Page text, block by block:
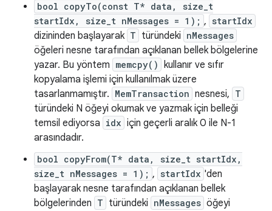
bool copyTo(const T* data, size_t
startIdx, size_t nMessages = 1); , startIdx
dizininden başlayarak T türündeki nMessages
öğeleri nesne tarafından açıklanan bellek bölgelerine
yazar. Bu yöntem memcpy() kullanır ve sıfır
kopyalama işlemi için kullanılmak üzere
tasarlanmamıştır. MemTransaction nesnesi, T
türündeki N öğeyi okumak ve yazmak için belleği
temsil ediyorsa idx için geçerli aralık 0 ile N-1
arasındadır.
bool copyFrom(T* data, size_t startIdx,
size_t nMessages = 1); , startIdx 'den
başlayarak nesne tarafından açıklanan bellek
bölgelerinden T türündeki nMessages öğeyi